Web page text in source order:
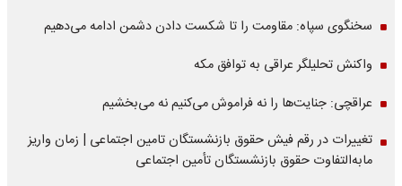
سخنگوی سپاه: مقاومت را تا شکست دادن دشمن ادامه می‌دهیم
واکنش تحلیلگر عراقی به توافق مکه
عراقچی: جنایت‌ها را نه فراموش می‌کنیم نه می‌بخشیم
تغییرات در رقم فیش حقوق بازنشستگان تامین اجتماعی | زمان واریز
مابه‌التفاوت حقوق بازنشستگان تأمین اجتماعی